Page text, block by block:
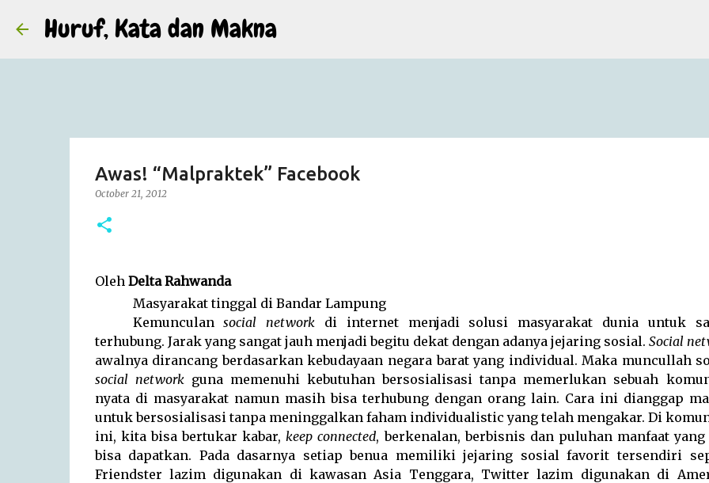
Huruf, Kata dan Makna
Awas! “Malpraktek” Facebook
October 21, 2012
Oleh Delta Rahwanda
Masyarakat tinggal di Bandar Lampung
Kemunculansocial network di internet menjadi solusi masyarakat dunia untuk
terhubung. Jarak yang sangat jauh menjadi begitu dekat dengan adanya jejaring sosial. Social
awalnya dirancang berdasarkan kebudayaan negara barat yang individual. Maka muncullah
social networkguna memenuhi kebutuhan bersosialisasi tanpa memerlukan sebuah
nyata di masyarakat namun masih bisa terhubung dengan orang lain. Cara ini dianggap
untuk bersosialisasi tanpa meninggalkan faham individualistic yang telah mengakar. Di
ini, kita bisa bertukar kabar,keep connected, berkenalan, berbisnis dan puluhan manfaat
bisa dapatkan. Pada dasarnya setiap benua memiliki jejaring sosial favorit tersendiri
Friendster lazim digunakan di kawasan Asia Tenggara, Twitter lazim digunakan di